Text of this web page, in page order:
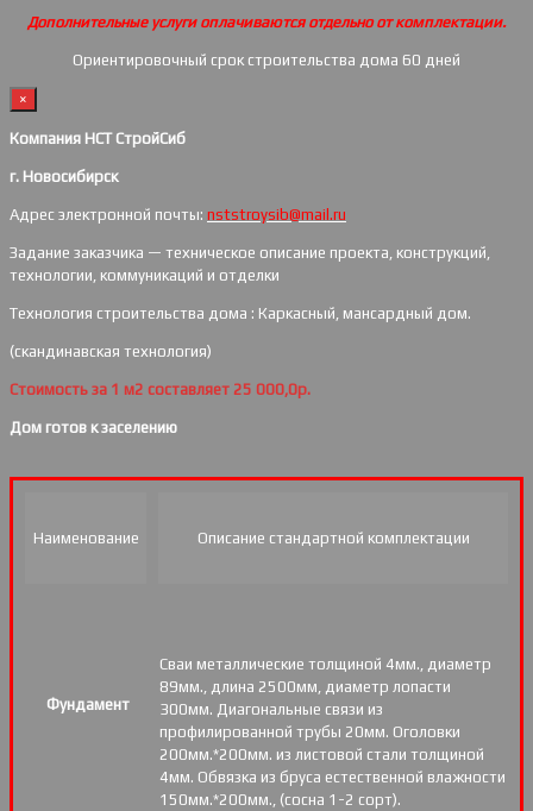
Дополнительные услуги оплачиваются отдельно от комплектации.
Ориентировочный срок строительства дома 60 дней
×
Компания НСТ СтройСиб
г. Новосибирск
Адрес электронной почты: nststroysib@mail.ru
Задание заказчика — техническое описание проекта, конструкций,
технологии, коммуникаций и отделки
Технология строительства дома : Каркасный, мансардный дом.
(скандинавская технология)
Стоимость за 1 м2 составляет 25 000,0р.
Дом готов к заселению
Наименование Описание стандартной комплектации
Фундамент
Сваи металлические толщиной 4мм., диаметр
89мм., длина 2500мм, диаметр лопасти
300мм. Диагональные связи из
профилированной трубы 20мм. Оголовки
200мм.*200мм. из листовой стали толщиной
4мм. Обвязка из бруса естественной влажности
150мм.*200мм., (сосна 1-2 сорт).